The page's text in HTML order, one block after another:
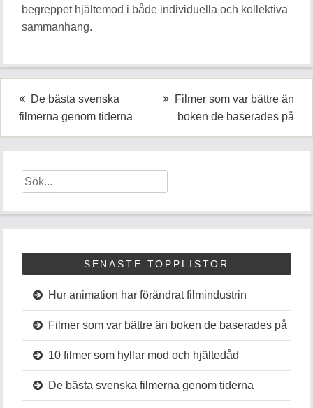
begreppet hjältemod i både individuella och kollektiva
sammanhang.
Inläggsnavigering
De bästa svenska
filmerna genom tiderna
Filmer som var bättre än
boken de baserades på
SENASTE TOPPLISTOR
Hur animation har förändrat filmindustrin
Filmer som var bättre än boken de baserades på
10 filmer som hyllar mod och hjältedåd
De bästa svenska filmerna genom tiderna